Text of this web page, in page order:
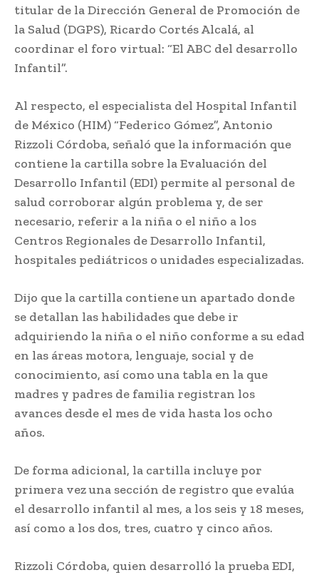
titular de la Dirección General de Promoción de
la Salud (DGPS), Ricardo Cortés Alcalá, al
coordinar el foro virtual: “El ABC del desarrollo
Infantil”.
Al respecto, el especialista del Hospital Infantil
de México (HIM) “Federico Gómez”, Antonio
Rizzoli Córdoba, señaló que la información que
contiene la cartilla sobre la Evaluación del
Desarrollo Infantil (EDI) permite al personal de
salud corroborar algún problema y, de ser
necesario, referir a la niña o el niño a los
Centros Regionales de Desarrollo Infantil,
hospitales pediátricos o unidades especializadas.
Dijo que la cartilla contiene un apartado donde
se detallan las habilidades que debe ir
adquiriendo la niña o el niño conforme a su edad
en las áreas motora, lenguaje, social y de
conocimiento, así como una tabla en la que
madres y padres de familia registran los
avances desde el mes de vida hasta los ocho
años.
De forma adicional, la cartilla incluye por
primera vez una sección de registro que evalúa
el desarrollo infantil al mes, a los seis y 18 meses,
así como a los dos, tres, cuatro y cinco años.
Rizzoli Córdoba, quien desarrolló la prueba EDI,